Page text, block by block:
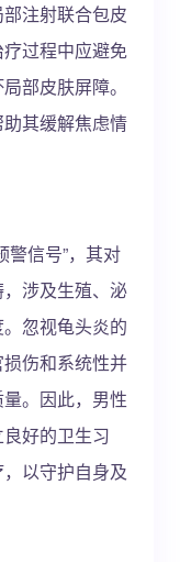
注射联合包皮
过程中应避免
部皮肤屏障。
其缓解焦虑情
警信号”，其对
涉及生殖、泌
忽视龟头炎的
伤和系统性并
。因此，男性
好的卫生习
以守护自身及